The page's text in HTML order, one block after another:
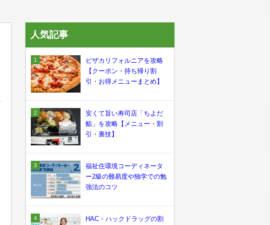
人気記事
ピザカリフォルニアを攻略
【クーポン・持ち帰り割
引・お得メニューまとめ】
安くて旨い寿司店「ちよだ
鮨」を攻略【メニュー・割
引・裏技】
福祉住環境コーディネータ
ー2級の難易度や独学での勉
強法のコツ
HAC・ハックドラッグの割